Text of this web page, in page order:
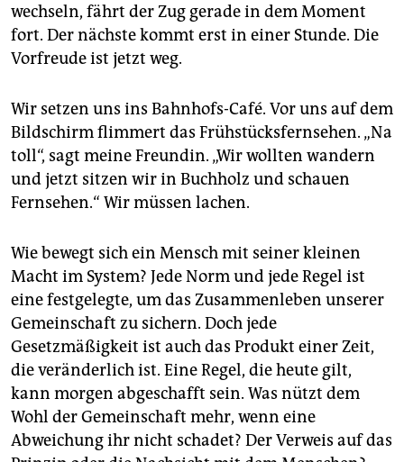
wechseln, fährt der Zug gerade in dem Moment
fort. Der nächste kommt erst in einer Stunde. Die
Vorfreude ist jetzt weg.
Wir setzen uns ins Bahnhofs-Café. Vor uns auf dem
Bildschirm flimmert das Frühstücksfernsehen. „Na
toll“, sagt meine Freundin. „Wir wollten wandern
und jetzt sitzen wir in Buchholz und schauen
Fernsehen.“ Wir müssen lachen.
Wie bewegt sich ein Mensch mit seiner kleinen
Macht im System? Jede Norm und jede Regel ist
eine festgelegte, um das Zusammenleben unserer
Gemeinschaft zu sichern. Doch jede
Gesetzmäßigkeit ist auch das Produkt einer Zeit,
die veränderlich ist. Eine Regel, die heute gilt,
kann morgen abgeschafft sein. Was nützt dem
Wohl der Gemeinschaft mehr, wenn eine
Abweichung ihr nicht schadet? Der Verweis auf das